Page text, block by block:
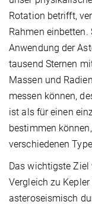
Rotation betrifft,
Rahmen
Anwendung der
tausend Sternen
Massen und
messen können,
ist als für einen
bestimmen
verschiedenen
Das wichtigste Ziel
Vergleich zu
asteroseismisch